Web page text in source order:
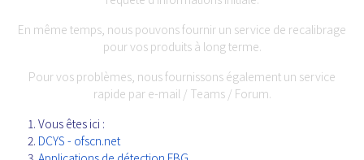
En même temps, nous pouvons fournir un service de recalibrage
pour vos produits à long terme.
Pour vos problèmes, nous fournissons également un service
rapide par e-mail / Teams / Forum.
Vous êtes ici :
DCYS - ofscn.net